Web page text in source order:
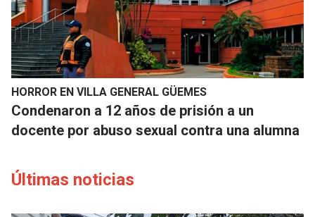
HORROR EN VILLA GENERAL GÜEMES
Condenaron a 12 años de prisión a un
docente por abuso sexual contra una alumna
Últimas noticias